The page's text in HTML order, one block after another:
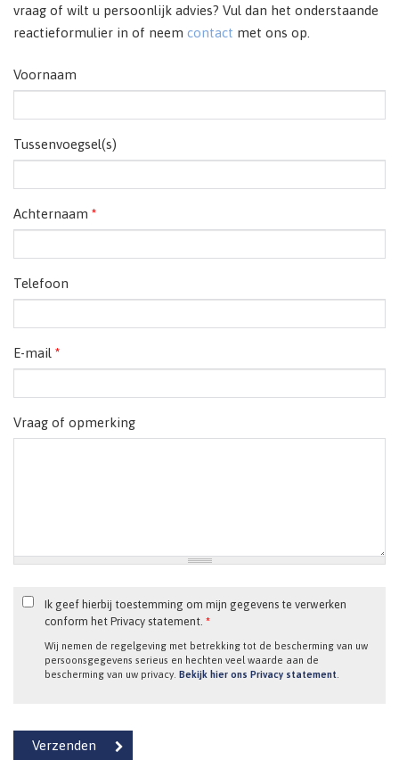
vraag of wilt u persoonlijk advies? Vul dan het onderstaande
reactieformulier in of neem contact met ons op.
Voornaam
Tussenvoegsel(s)
Achternaam *
Telefoon
E-mail *
Vraag of opmerking
Ik geef hierbij toestemming om mijn gegevens te verwerken
conform het Privacy statement. *
Wij nemen de regelgeving met betrekking tot de bescherming van uw
persoonsgegevens serieus en hechten veel waarde aan de
bescherming van uw privacy. Bekijk hier ons Privacy statement